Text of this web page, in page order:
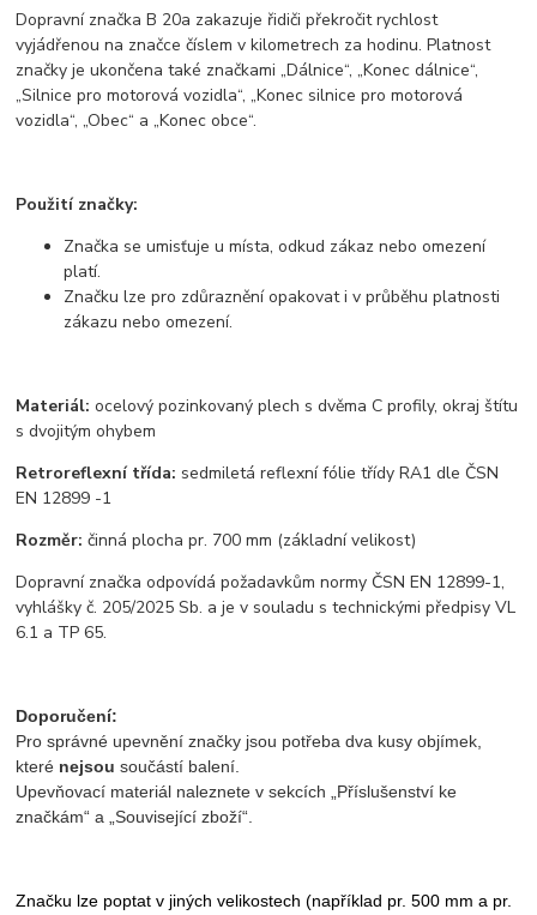
Dopravní značka B 20a zakazuje řidiči překročit rychlost
vyjádřenou na značce číslem v kilometrech za hodinu. Platnost
značky je ukončena také značkami „Dálnice“, „Konec dálnice“,
„Silnice pro motorová vozidla“, „Konec silnice pro motorová
vozidla“, „Obec“ a „Konec obce“.
Použití značky:
Značka se umisťuje u místa, odkud zákaz nebo omezení
platí.
Značku lze pro zdůraznění opakovat i v průběhu platnosti
zákazu nebo omezení.
Materiál: ocelový pozinkovaný plech s dvěma C profily, okraj štítu
s dvojitým ohybem
Retroreflexní třída: sedmiletá reflexní fólie třídy RA1 dle ČSN
EN 12899 -1
Rozměr: činná plocha pr. 700 mm (základní velikost)
Dopravní značka odpovídá požadavkům normy ČSN EN 12899-1,
vyhlášky č. 205/2025 Sb. a je v souladu s technickými předpisy VL
6.1 a TP 65.
Doporučení:
Pro správné upevnění značky jsou potřeba dva kusy objímek,
které nejsou součástí balení.
Upevňovací materiál naleznete v sekcích „Příslušenství ke
značkám“ a „Související zboží“.
Značku lze poptat v jiných velikostech (například pr. 500 mm a pr.